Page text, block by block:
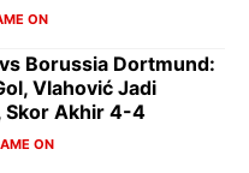
ON
Borussia Dortmund:
Vlahović Jadi
Skor Akhir 4-4
ON